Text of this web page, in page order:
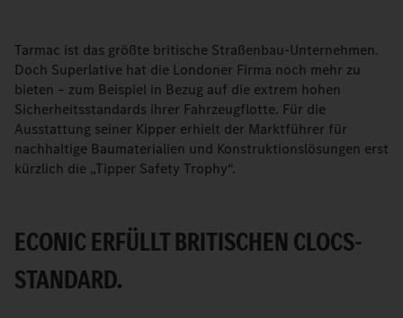
Tarmac ist das größte britische Straßenbau-Unternehmen.
Doch Superlative hat die Londoner Firma noch mehr zu
bieten – zum Beispiel in Bezug auf die extrem hohen
Sicherheitsstandards ihrer Fahrzeugflotte. Für die
Ausstattung seiner Kipper erhielt der Marktführer für
nachhaltige Baumaterialien und Konstruktionslösungen erst
kürzlich die „Tipper Safety Trophy“.
ECONIC ERFÜLLT BRITISCHEN CLOCS-
STANDARD.